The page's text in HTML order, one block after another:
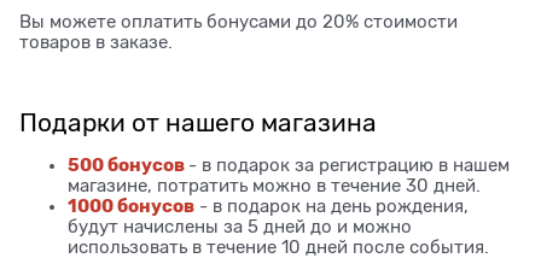
Вы можете оплатить бонусами до 20% стоимости
товаров в заказе.
Подарки от нашего магазина
500 бонусов - в подарок за регистрацию в нашем
магазине, потратить можно в течение 30 дней.
1000 бонусов - в подарок на день рождения,
будут начислены за 5 дней до и можно
использовать в течение 10 дней после события.